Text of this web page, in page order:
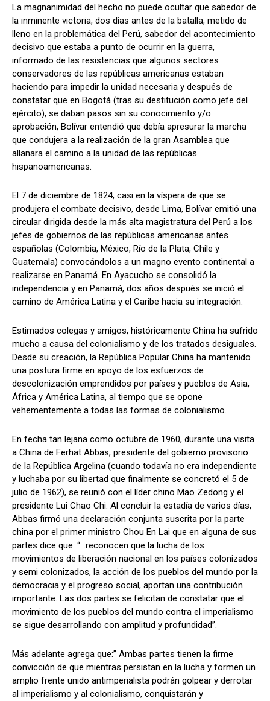
La magnanimidad del hecho no puede ocultar que sabedor de
la inminente victoria, dos días antes de la batalla, metido de
lleno en la problemática del Perú, sabedor del acontecimiento
decisivo que estaba a punto de ocurrir en la guerra,
informado de las resistencias que algunos sectores
conservadores de las repúblicas americanas estaban
haciendo para impedir la unidad necesaria y después de
constatar que en Bogotá (tras su destitución como jefe del
ejército), se daban pasos sin su conocimiento y/o
aprobación, Bolívar entendió que debía apresurar la marcha
que condujera a la realización de la gran Asamblea que
allanara el camino a la unidad de las repúblicas
hispanoamericanas.
El 7 de diciembre de 1824, casi en la víspera de que se
produjera el combate decisivo, desde Lima, Bolívar emitió una
circular dirigida desde la más alta magistratura del Perú a los
jefes de gobiernos de las repúblicas americanas antes
españolas (Colombia, México, Río de la Plata, Chile y
Guatemala) convocándolos a un magno evento continental a
realizarse en Panamá. En Ayacucho se consolidó la
independencia y en Panamá, dos años después se inició el
camino de América Latina y el Caribe hacia su integración.
Estimados colegas y amigos, históricamente China ha sufrido
mucho a causa del colonialismo y de los tratados desiguales.
Desde su creación, la República Popular China ha mantenido
una postura firme en apoyo de los esfuerzos de
descolonización emprendidos por países y pueblos de Asia,
África y América Latina, al tiempo que se opone
vehementemente a todas las formas de colonialismo.
En fecha tan lejana como octubre de 1960, durante una visita
a China de Ferhat Abbas, presidente del gobierno provisorio
de la República Argelina (cuando todavía no era independiente
y luchaba por su libertad que finalmente se concretó el 5 de
julio de 1962), se reunió con el líder chino Mao Zedong y el
presidente Lui Chao Chi. Al concluir la estadía de varios días,
Abbas firmó una declaración conjunta suscrita por la parte
china por el primer ministro Chou En Lai que en alguna de sus
partes dice que: “…reconocen que la lucha de los
movimientos de liberación nacional en los países colonizados
y semi colonizados, la acción de los pueblos del mundo por la
democracia y el progreso social, aportan una contribución
importante. Las dos partes se felicitan de constatar que el
movimiento de los pueblos del mundo contra el imperialismo
se sigue desarrollando con amplitud y profundidad”.
Más adelante agrega que:” Ambas partes tienen la firme
convicción de que mientras persistan en la lucha y formen un
amplio frente unido antimperialista podrán golpear y derrotar
al imperialismo y al colonialismo, conquistarán y